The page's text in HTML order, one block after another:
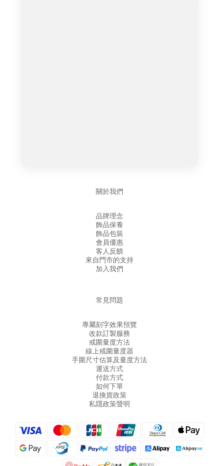
關於我們
品牌理念
飾品保養
飾品包裝
會員優惠
客人反饋
來自門市的支持
加入我們
常見問題
專屬刻字效果預覽
改款訂製服務
戒圍量度方法
線上戒圍量度器
手圍尺寸估算及量度方法
運送方式
付款方式
如何下單
退換貨政策
私隱政策聲明